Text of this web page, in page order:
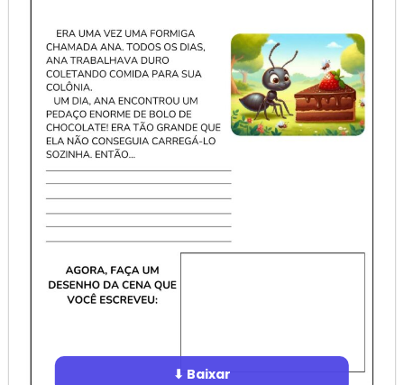
⬇ Baixar